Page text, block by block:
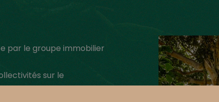
par le groupe immobilier
sur le